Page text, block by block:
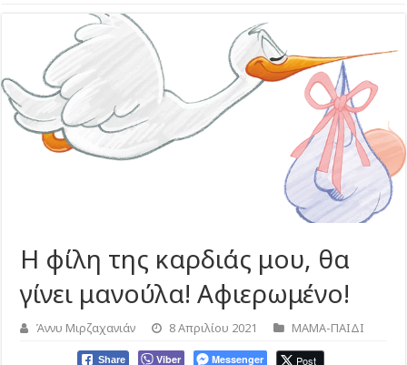
Η φίλη της καρδιάς μου, θα
γίνει μανούλα! Αφιερωμένο!
Άννυ Μιρζαχανιάν 8 Απριλίου 2021 ΜΑΜΑ-ΠΑΙΔΙ
Share Viber Messenger Post